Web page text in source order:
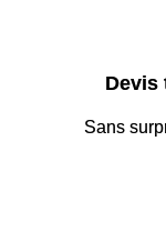
Devis
Sans